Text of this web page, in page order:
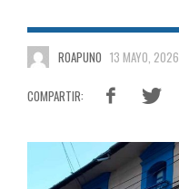
ROAPUNO 13 MAYO, 2026